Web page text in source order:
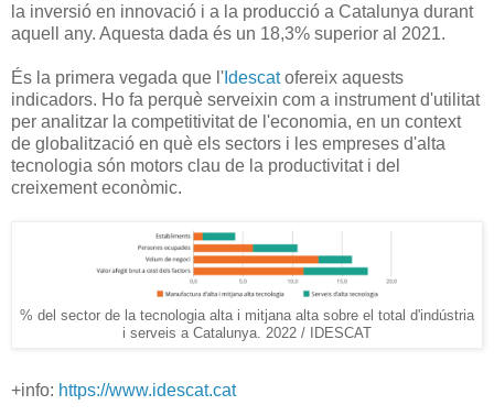
la inversió en innovació i a la producció a Catalunya durant
aquell any. Aquesta dada és un 18,3% superior al 2021.
És la primera vegada que l' Idescatofereix aquests
indicadors. Ho fa perquè serveixin com a instrument d'utilitat
per analitzar la competitivitat de l'economia, en un context
de globalització en què els sectors i les empreses d'alta
tecnologia són motors clau de la productivitat i del
creixement econòmic.
% del sector de la tecnologia alta i mitjana alta sobre el total d'indústria
i serveis a Catalunya. 2022 / IDESCAT
+info: https://www.idescat.cat